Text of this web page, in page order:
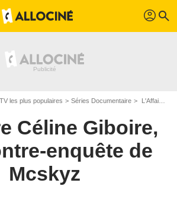
profil search
les plus populaires Séries Documentaire L'Affaire Céline Giboire, une contre-enquête de Mcskyz
Céline Giboire,
enquête de
Mcskyz